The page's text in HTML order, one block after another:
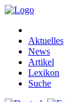
Aktuelles
News
Artikel
Lexikon
Suche